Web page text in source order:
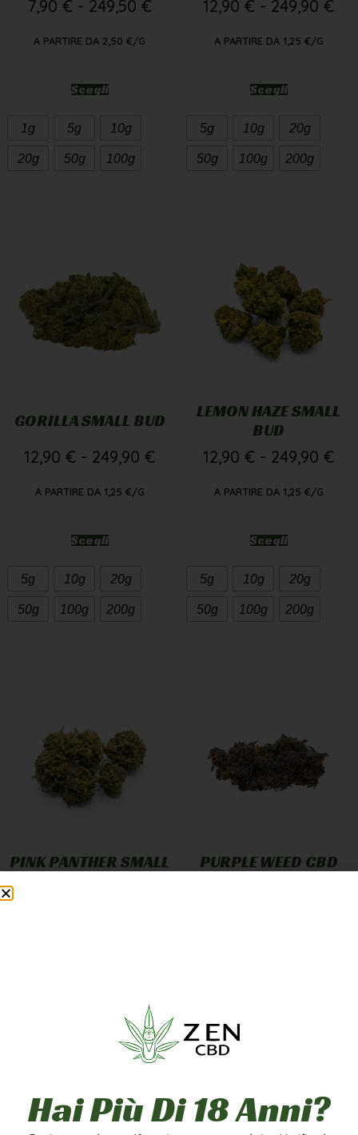
7,90 € - 249,50 €
A PARTIRE DA 2,50 €/G
Scegli
1g 5g 10g
20g 50g 100g
12,90 € - 249,90 €
A PARTIRE DA 1,25 €/G
Scegli
5g 10g 20g
50g 100g 200g
GORILLA SMALL BUD
12,90 € - 249,90 €
A PARTIRE DA 1,25 €/G
Scegli
5g 10g 20g
50g 100g 200g
LEMON HAZE SMALL
BUD
12,90 € - 249,90 €
A PARTIRE DA 1,25 €/G
Scegli
5g 10g 20g
50g 100g 200g
PINK PANTHER SMALL
20g
200g
PURPLE WEED CBD
1g
20g
Hai Più Di 18 Anni?